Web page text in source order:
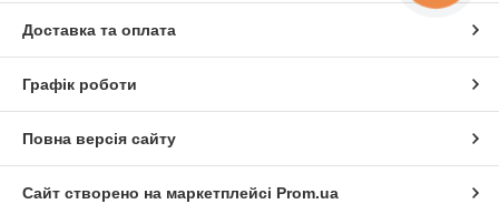
Доставка та оплата
Графік роботи
Повна версія сайту
Сайт створено на маркетплейсі Prom.ua